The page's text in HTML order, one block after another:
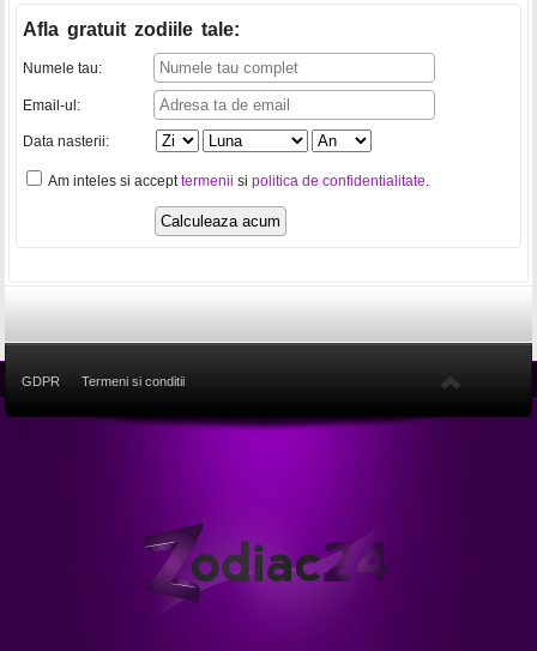
Afla gratuit zodiile tale:
Numele tau:
Email-ul:
Data nasterii:
Am inteles si accepttermenii si politica de confidentialitate.
GDPR Termeni si conditii